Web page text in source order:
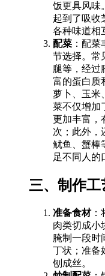
饭更具风味
起到了吸收
各种味道相
配菜 ：配
节选择。常
腿等，经过
富的蛋白质
萝卜、玉米
菜不仅增加
更加丰富，
次；此外，
鱿鱼、蟹棒
足不同人的
三、制作工
准备食材：
肉类切成小
腌制一段时
丁状；准备
刨成丝。